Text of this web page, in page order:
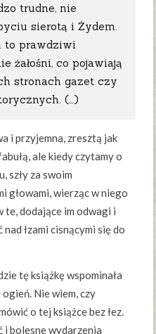
trudne, nie
sierotą i Żydem.
to prawdziwi
żałośni, co pojawiają
stronach gazet czy
(…)
i przyjemna, zresztą jak
ale kiedy czytamy o
szły za swoim
głowami, wierząc w niego
te, dodające im odwagi i
łzami cisnącymi się do
tę książkę wspominała
Nie wiem, czy
o tej książce bez łez.
i bolesne wydarzenia